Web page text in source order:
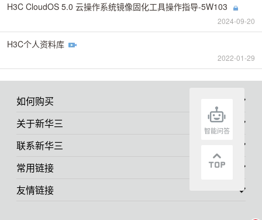
H3C CloudOS 5.0 云操作系统镜像固化工具操作指导-5W103
2024-09-20
H3C个人资料库
2022-01-29
如何购买
关于新华三
联系新华三
常用链接
友情链接
智能问答